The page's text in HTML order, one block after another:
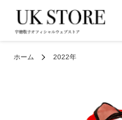
ホーム 2022年